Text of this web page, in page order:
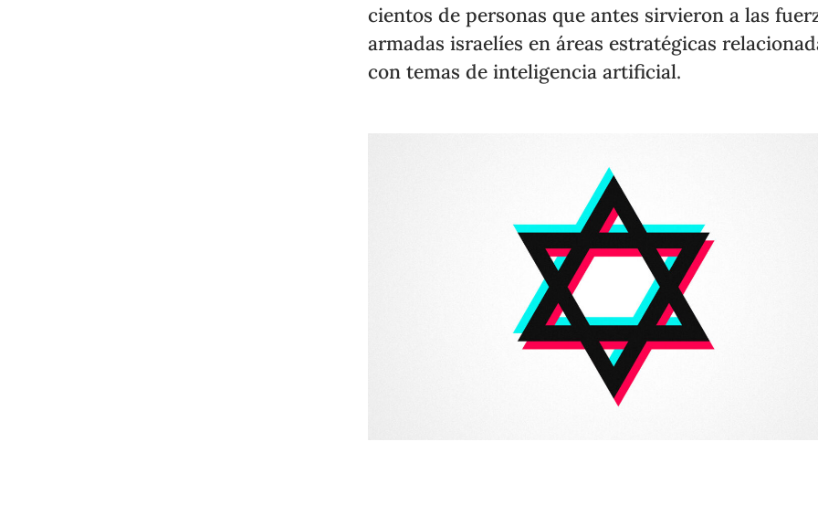
cientos de personas que antes sirvieron a las
armadas israelíes en áreas estratégicas
con temas de inteligencia artificial.